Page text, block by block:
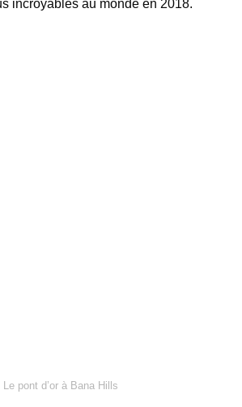
incroyables au monde en 2018.
Le pont d’or à Bana Hills